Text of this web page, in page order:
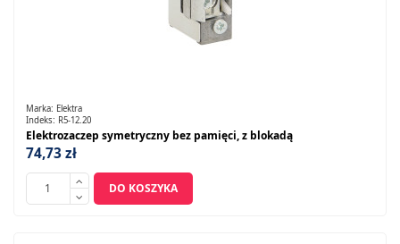
Marka: Elektra
Indeks: R5-12.20
Elektrozaczep symetryczny bez pamięci, z blokadą
74,73 zł
DO KOSZYKA